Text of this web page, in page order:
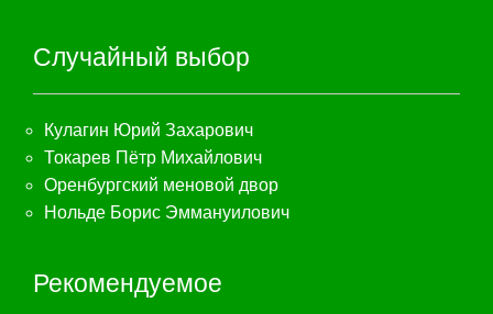
Случайный выбор
Кулагин Юрий Захарович
Токарев Пётр Михайлович
Оренбургский меновой двор
Нольде Борис Эммануилович
Рекомендуемое